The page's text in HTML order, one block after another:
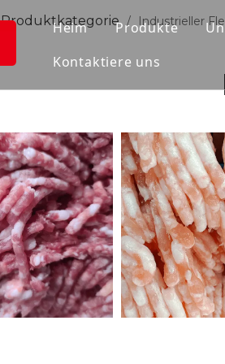
Heim Produkte
Fleischtrenner
Industrieller
Kontaktiere uns
Produktkategorie / Industrieller